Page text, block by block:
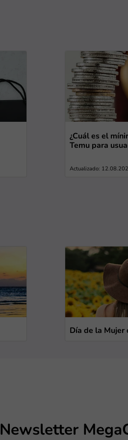
¿Cuál es el
Temu para
Actualizado:
Día de la Mujer
Newsletter